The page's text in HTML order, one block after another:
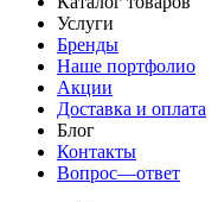
Услуги
Бренды
Наше портфолио
Акции
Доставка и оплата
Блог
Контакты
Вопрос—ответ